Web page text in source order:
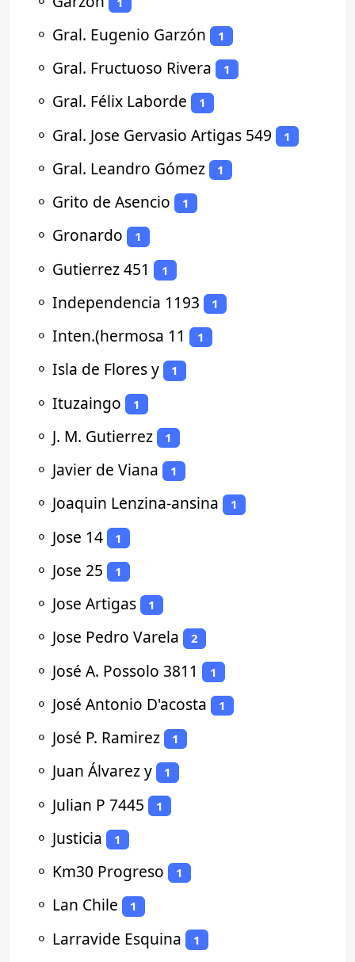
⚬ Gral. Eugenio Garzón 1
⚬ Gral. Fructuoso Rivera 1
⚬ Gral. Félix Laborde 1
⚬ Gral. Jose Gervasio Artigas 549 1
⚬ Gral. Leandro Gómez 1
⚬ Grito de Asencio 1
⚬ Gronardo 1
⚬ Gutierrez 451 1
⚬ Independencia 1193 1
⚬ Inten.(hermosa 11 1
⚬ Isla de Flores y 1
⚬ Ituzaingo 1
⚬ J. M. Gutierrez 1
⚬ Javier de Viana 1
⚬ Joaquin Lenzina-ansina 1
⚬ Jose 14 1
⚬ Jose 25 1
⚬ Jose Artigas 1
⚬ Jose Pedro Varela 2
⚬ José A. Possolo 3811 1
⚬ José Antonio D'acosta 1
⚬ José P. Ramirez 1
⚬ Juan Álvarez y 1
⚬ Julian P 7445 1
⚬ Justicia 1
⚬ Km30 Progreso 1
⚬ Lan Chile 1
⚬ Larravide Esquina 1